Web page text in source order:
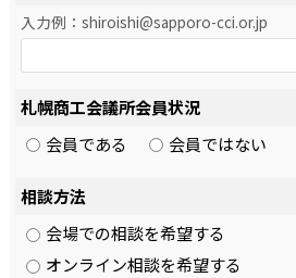
入力例：shiroishi@sapporo-cci.or.jp
札幌商工会議所会員状況
会員である 会員ではない
相談方法
会場での相談を希望する
オンライン相談を希望する